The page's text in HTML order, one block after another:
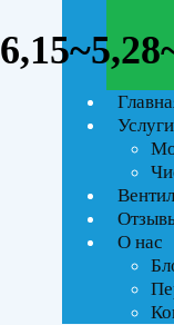
Услуги
О нас